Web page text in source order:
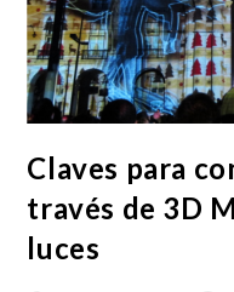
Blog
Claves para
través de 3D
luces